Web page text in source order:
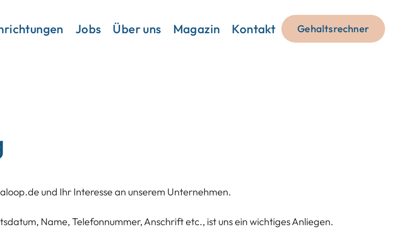
Jobs Über uns Magazin Kontakt Gehaltsrechner
und Ihr Interesse an unserem Unternehmen.
Name, Telefonnummer, Anschrift etc., ist uns ein wichtiges Anliegen.